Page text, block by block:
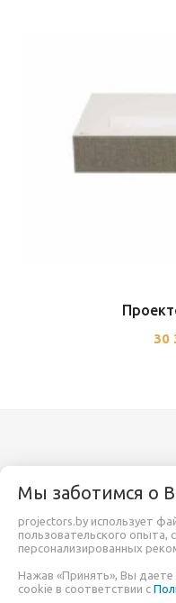
30
Каталог
Проекторы
Экраны для проектора
Мы заботимся о
projectors.by использует
пользовательского опыта,
персонализированных
Нажав «Принять», Вы даете
cookie в соответствии с